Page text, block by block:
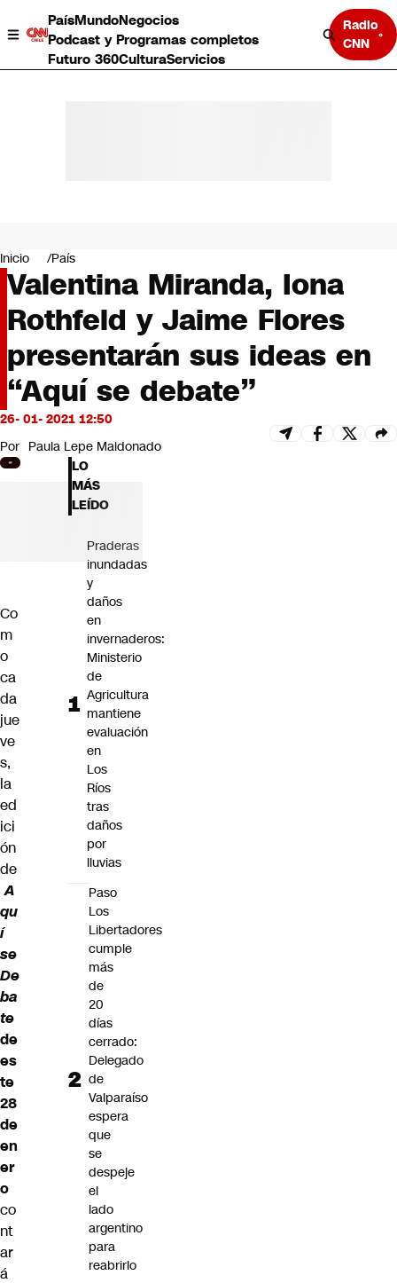
PaísMundoNegocios
Podcast y Programas completos
Futuro 360CulturaServicios
Radio
CNN
Negocios
Deportes
Programas completos
Cultura
Servicios
Bits
CNN tiempo
Futuro 360
Inicio País
Valentina Miranda, Iona
Rothfeld y Jaime Flores
presentarán sus ideas en
“Aquí se debate”
26- 01- 2021 12:50
Por Paula Lepe Maldonado
Co
m
o
ca
da
jue
ve
s,
la
ed
ici
ón
de
A
qu
í
se
De
ba
te
de
es
te
28
de
en
er
o
co
nt
ar
á
LO
MÁS
LEÍDO
Praderas
inundadas
y
daños
en
invernaderos:
Ministerio
de
Agricultura
mantiene
evaluación
en
Los
Ríos
tras
daños
por
lluvias
Paso
Los
Libertadores
cumple
más
de
20
días
cerrado:
Delegado
de
Valparaíso
espera
que
se
despeje
el
lado
argentino
para
reabrirlo